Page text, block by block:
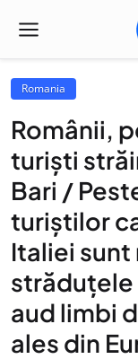
Romania
Românii,
turiști
Bari /
turiștilor
Italiei sunt
străduțele
aud limbi
ales din